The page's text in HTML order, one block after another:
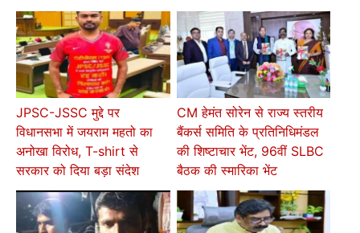
JPSC-JSSC मुद्दे पर
विधानसभा में जयराम महतो का
अनोखा विरोध, T-shirt से
सरकार को दिया बड़ा संदेश
CM हेमंत सोरेन से राज्य स्तरीय
बैंकर्स समिति के प्रतिनिधिमंडल
की शिष्टाचार भेंट, 96वीं SLBC
बैठक की स्मारिका भेंट